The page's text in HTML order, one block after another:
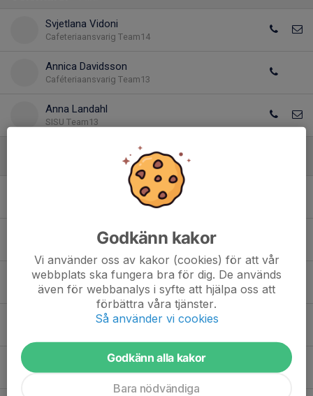
Svjetlana Vidoni
Cafeteriaansvarig Team14
Annica Davidsson
Caféteriaansvarig Team13
Anna Landahl
SISU Team13
Liam Lindsten
Lilly Trajkovska
Maja Timarac
Godkänn kakor
Vi använder oss av kakor (cookies) för att vår
webbplats ska fungera bra för dig. De används
även för webbanalys i syfte att hjälpa oss att
förbättra våra tjänster.
Så använder vi cookies
Godkänn alla kakor
Bara nödvändiga